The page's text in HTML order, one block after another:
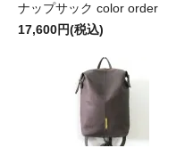
ナップサック color order
17,600円(税込)